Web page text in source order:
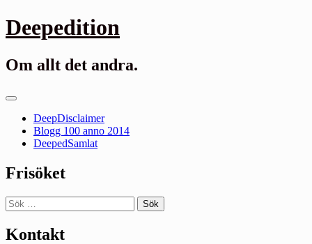
Gå
till
Deepedition
Om allt det andra.
Primär
DeepDisclaimer
Blogg 100 anno 2014
DeepedSamlat
Frisöket
Sök
efter:
Kontakt